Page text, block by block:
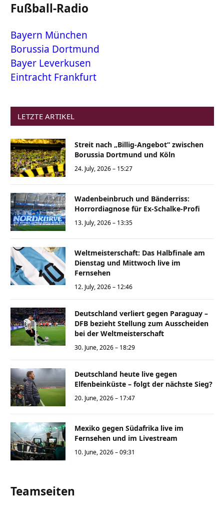
Fußball-Radio
Bayern München
Borussia Dortmund
Bayer Leverkusen
Eintracht Frankfurt
LETZTE ARTIKEL
Streit nach „Billig-Angebot“ zwischen
Borussia Dortmund und Köln
24. July, 2026 – 15:27
Wadenbeinbruch und Bänderriss:
Horrordiagnose für Ex-Schalke-Profi
13. July, 2026 – 13:35
Weltmeisterschaft: Das Halbfinale am
Dienstag und Mittwoch live im
Fernsehen
12. July, 2026 – 12:46
Deutschland verliert gegen Paraguay –
DFB bezieht Stellung zum Ausscheiden
bei der Weltmeisterschaft
30. June, 2026 – 18:29
Deutschland heute live gegen
Elfenbeinküste – folgt der nächste Sieg?
20. June, 2026 – 17:47
Mexiko gegen Südafrika live im
Fernsehen und im Livestream
10. June, 2026 – 09:31
Teamseiten